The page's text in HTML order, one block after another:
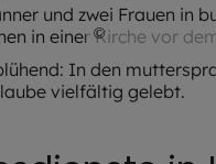
© Robert
In den
vielfältig gelebt.